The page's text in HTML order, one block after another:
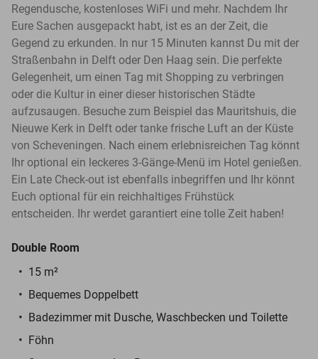
Regendusche, kostenloses WiFi und mehr. Nachdem Ihr
Eure Sachen ausgepackt habt, ist es an der Zeit, die
Gegend zu erkunden. In nur 15 Minuten kannst Du mit der
Straßenbahn in Delft oder Den Haag sein. Die perfekte
Gelegenheit, um einen Tag mit Shopping zu verbringen
oder die Kultur in einer dieser historischen Städte
aufzusaugen. Besuche zum Beispiel das Mauritshuis, die
Nieuwe Kerk in Delft oder tanke frische Luft an der Küste
von Scheveningen. Nach einem erlebnisreichen Tag könnt
Ihr optional ein leckeres 3-Gänge-Menü im Hotel genießen.
Ein Late Check-out ist ebenfalls inbegriffen und Ihr könnt
Euch optional für ein reichhaltiges Frühstück
entscheiden. Ihr werdet garantiert eine tolle Zeit haben!
Double Room
15 m²
Bequemes Doppelbett
Badezimmer mit Dusche, Waschbecken und Toilette
Föhn